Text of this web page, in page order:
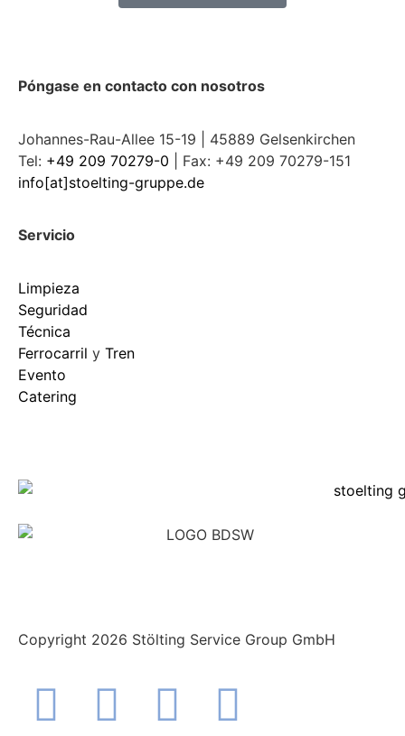
Póngase en contacto con nosotros
Johannes-Rau-Allee 15-19 | 45889 Gelsenkirchen
Tel: +49 209 70279-0 | Fax: +49 209 70279-151
info[at]stoelting-gruppe.de
Servicio
Limpieza
Seguridad
Técnica
Ferrocarril y Tren
Evento
Catering
Copyright 2026 Stölting Service Group GmbH